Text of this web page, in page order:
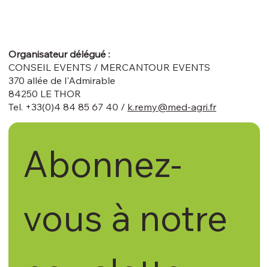
Organisateur délégué :
CONSEIL EVENTS / MERCANTOUR EVENTS
370 allée de l'Admirable
84250 LE THOR
Tel. +33(0)4 84 85 67 40 / k.remy@med-agri.fr
Abonnez-
vous à notre